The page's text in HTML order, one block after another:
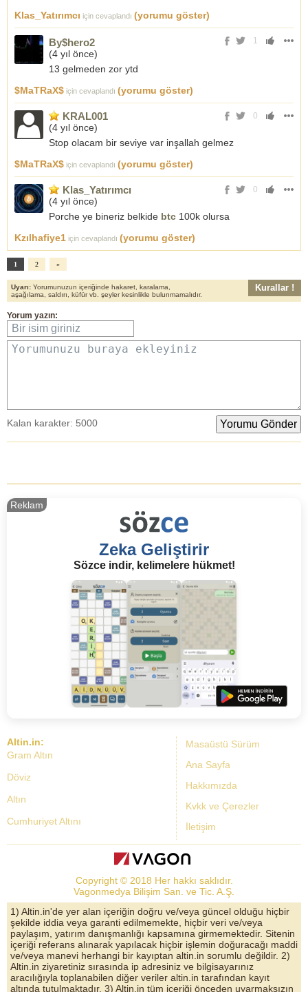
Klas_Yatırımcı için cevaplandı (yorumu göster)
1
By$hero2
(4 yıl önce)
13 gelmeden zor ytd
$MaTRaX$ için cevaplandı (yorumu göster)
0
KRAL001
(4 yıl önce)
Stop olacam bir seviye var inşallah gelmez
$MaTRaX$ için cevaplandı (yorumu göster)
0
Klas_Yatırımcı
(4 yıl önce)
Porche ye bineriz belkide btc 100k olursa
Kzılhafiye1 için cevaplandı (yorumu göster)
1 2 »
Uyarı: Yorumunuzun içeriğinde hakaret, karalama,
aşağılama, saldırı, küfür vb. şeyler kesinlikle bulunmamalıdır.
Kurallar !
Yorum yazın:
Bir isim giriniz
Yorumunuzu buraya ekleyiniz
Kalan karakter: 5000
Zeka Geliştirir
Sözce indir, kelimelere hükmet!
Reklam
Masaüstü Sürüm
Ana Sayfa
Hakkımızda
Kvkk ve Çerezler
İletişim
Altin.in:
Gram Altın
Döviz
Altın
Cumhuriyet Altını
Dolar Kuru
Altın Yorumları
Döviz Kurları
Çeyrek Altın
Bitcoin
Copyright © 2018 Her hakkı saklıdır.
Vagonmedya Bilişim San. ve Tic. A.Ş.
1) Altin.in'de yer alan içeriğin doğru ve/veya güncel olduğu hiçbir
şekilde iddia veya garanti edilmemekte, hiçbir veri ve/veya
paylaşım, yatırım danışmanlığı kapsamına girmemektedir. Sitenin
içeriği referans alınarak yapılacak hiçbir işlemin doğuracağı maddi
ve/veya manevi herhangi bir kayıptan altin.in sorumlu değildir. 2)
Altin.in ziyaretiniz sırasında ip adresiniz ve bilgisayarınız
aracılığıyla toplanabilen diğer veriler altin.in tarafından kayıt
altında tutulmaktadır. 3) Altin.in tüm içeriği önceden uyarmaksızın